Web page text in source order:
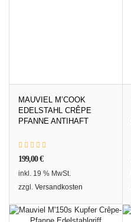
MAUVIEL M’COOK
EDELSTAHL CRÊPE
PFANNE ANTIHAFT
199,00€
inkl. 19 % MwSt.
zzgl. Versandkosten